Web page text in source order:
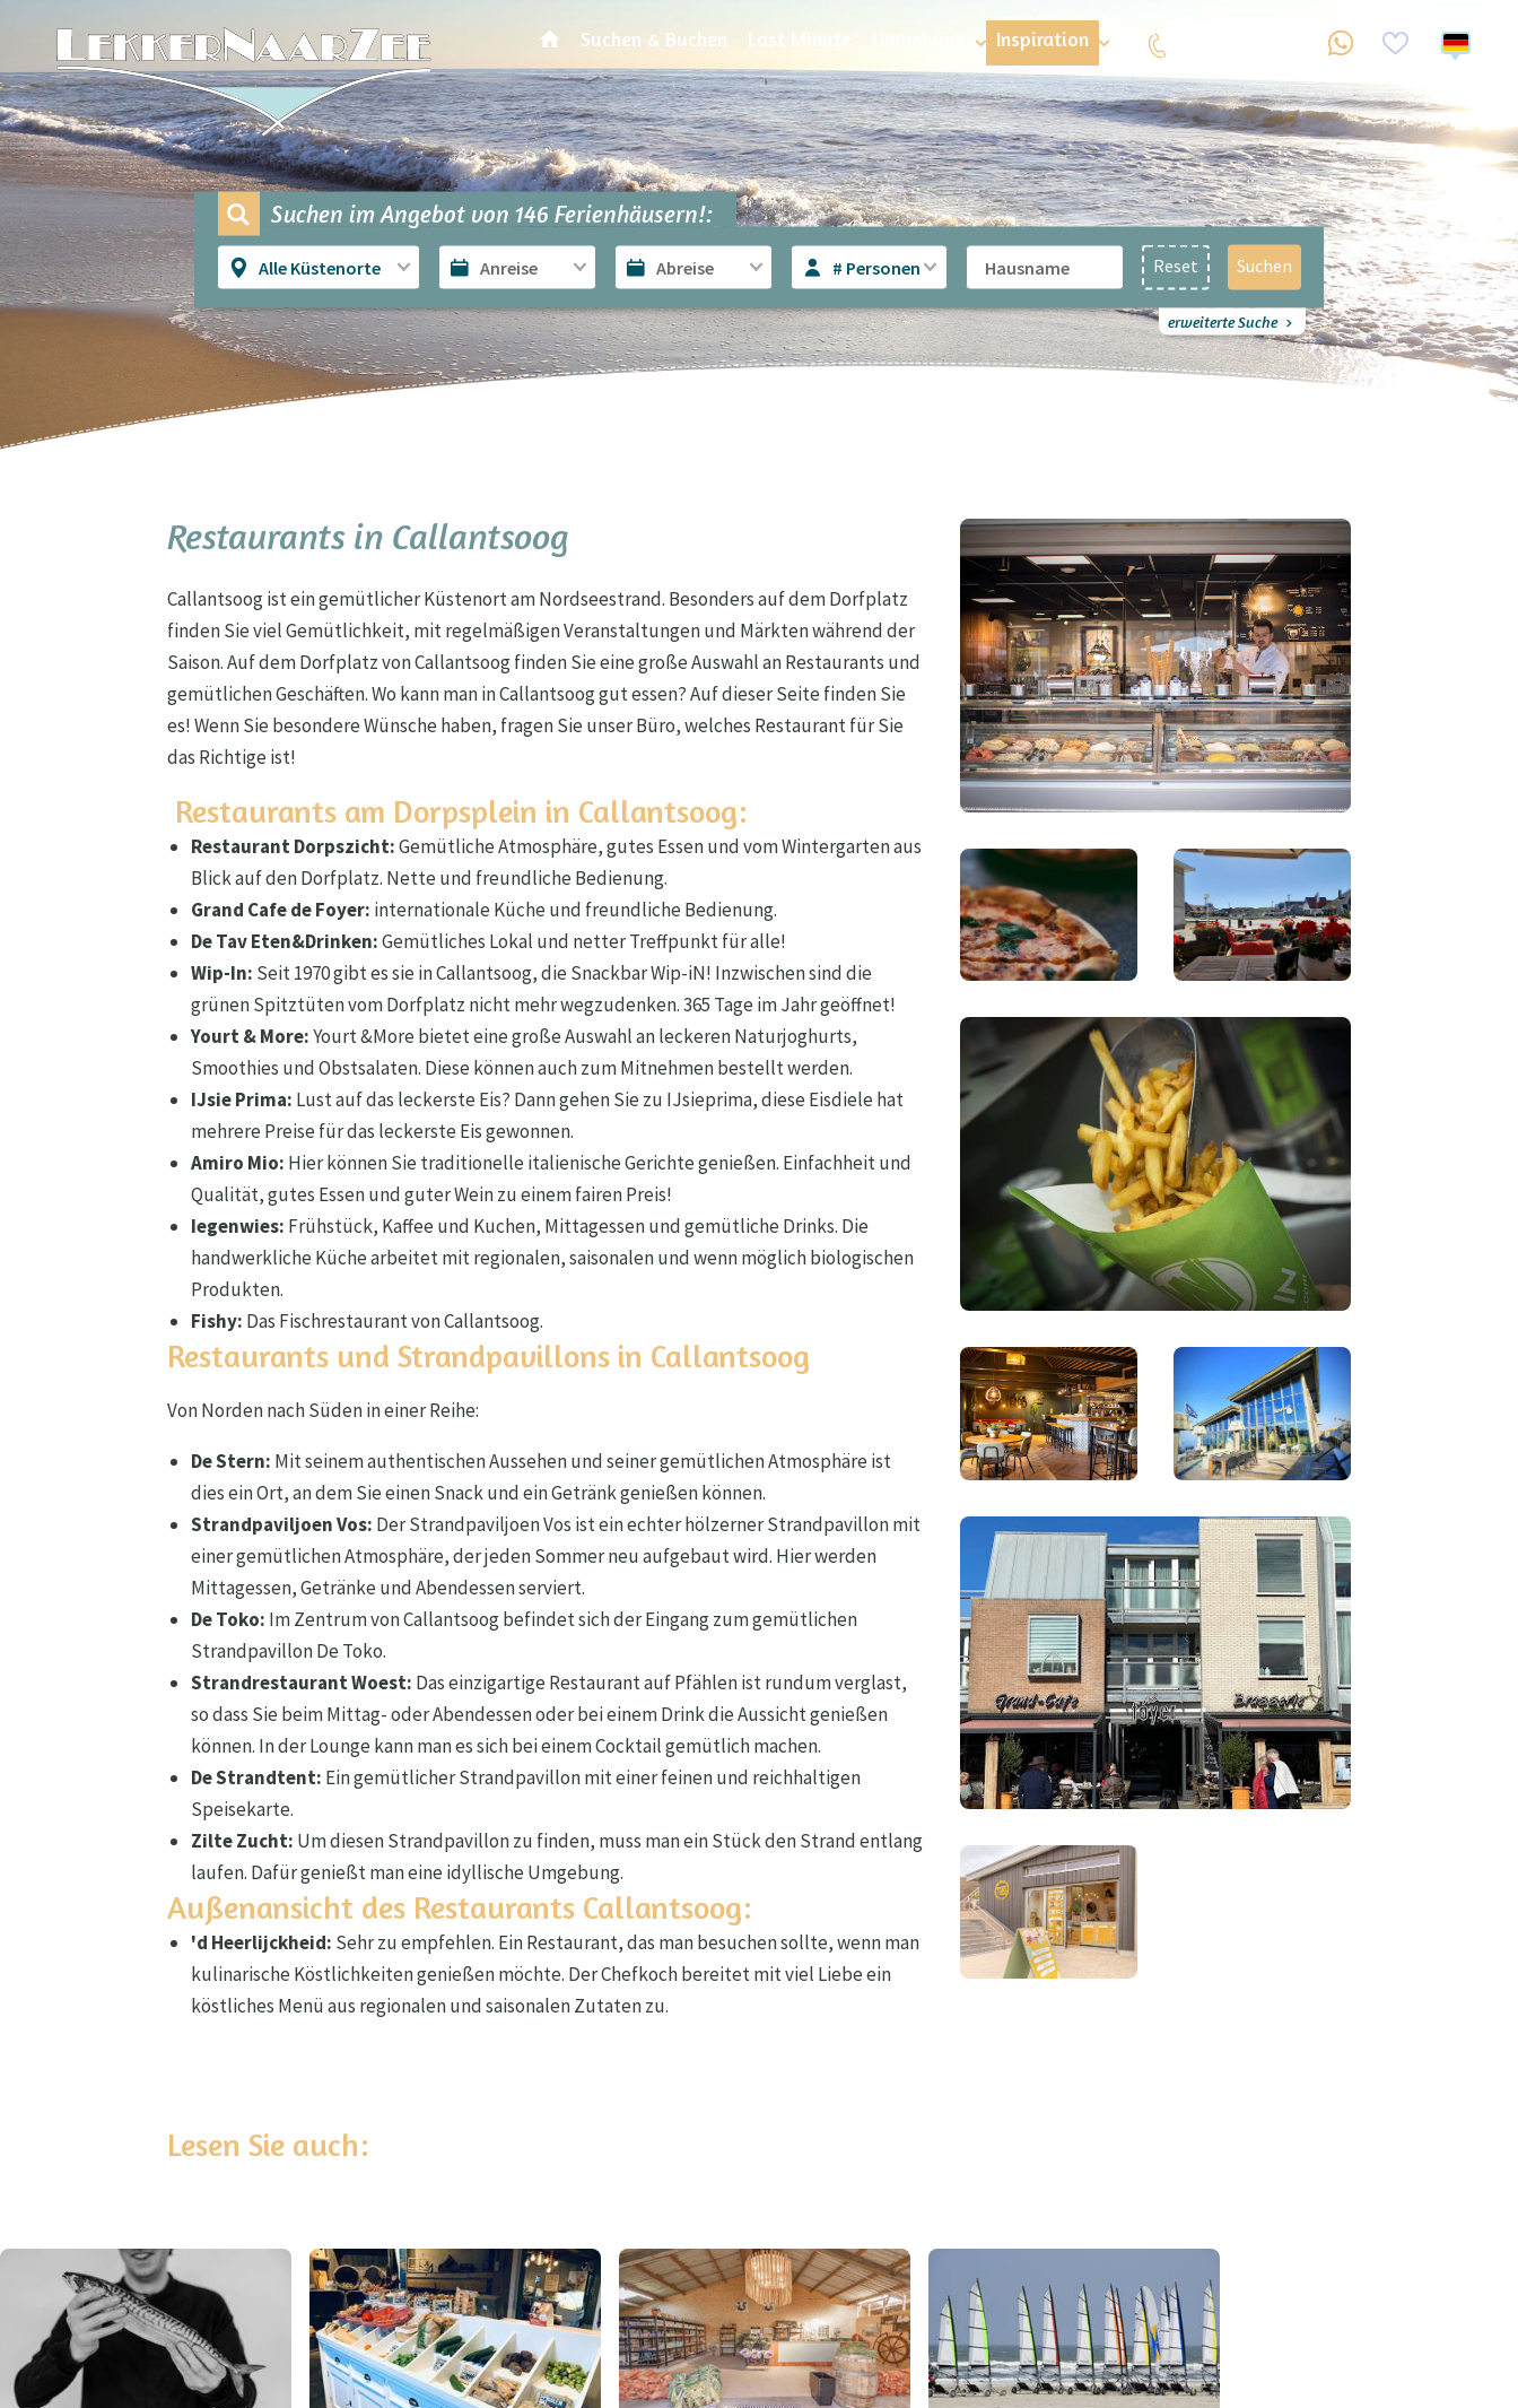
Suchen & Buchen Last Minute Inspiration
Suchen im Angebot von 146 Ferienhäusern!:
Alle Küstenorte # Personen Suchen
Reset
erweiterte Suche
Restaurants in Callantsoog
Callantsoog ist ein gemütlicher Küstenort am Nordseestrand. Besonders auf dem Dorfplatz
finden Sie viel Gemütlichkeit, mit regelmäßigen Veranstaltungen und Märkten während der
Saison. Auf dem Dorfplatz von Callantsoog finden Sie eine große Auswahl an Restaurants und
gemütlichen Geschäften. Wo kann man in Callantsoog gut essen? Auf dieser Seite finden Sie
es! Wenn Sie besondere Wünsche haben, fragen Sie unser Büro, welches Restaurant für Sie
das Richtige ist!
Restaurants am Dorpsplein in Callantsoog:
Restaurant Dorpszicht:Gemütliche Atmosphäre, gutes Essen und vom Wintergarten aus
Blick auf den Dorfplatz. Nette und freundliche Bedienung.
Grand Cafe de Foyer: internationale Küche und freundliche Bedienung.
De Tav Eten&Drinken:Gemütliches Lokal und netter Treffpunkt für alle!
Wip-In: Seit 1970 gibt es sie in Callantsoog, die Snackbar Wip-iN! Inzwischen sind die
grünen Spitztüten vom Dorfplatz nicht mehr wegzudenken. 365 Tage im Jahr geöffnet!
Yourt & More:Yourt &More bietet eine große Auswahl an leckeren Naturjoghurts,
Smoothies und Obstsalaten. Diese können auch zum Mitnehmen bestellt werden.
IJsie Prima: Lust auf das leckerste Eis? Dann gehen Sie zu IJsieprima, diese Eisdiele hat
mehrere Preise für das leckerste Eis gewonnen.
Amiro Mio: Hier können Sie traditionelle italienische Gerichte genießen. Einfachheit und
Qualität, gutes Essen und guter Wein zu einem fairen Preis!
Iegenwies: Frühstück, Kaffee und Kuchen, Mittagessen und gemütliche Drinks. Die
handwerkliche Küche arbeitet mit regionalen, saisonalen und wenn möglich biologischen
Produkten.
Fishy: Das Fischrestaurant von Callantsoog.
Restaurants und Strandpavillons in Callantsoog
Von Norden nach Süden in einer Reihe:
De Stern: Mit seinem authentischen Aussehen und seiner gemütlichen Atmosphäre ist
dies ein Ort, an dem Sie einen Snack und ein Getränk genießen können.
Strandpaviljoen Vos: Der Strandpaviljoen Vos ist ein echter hölzerner Strandpavillon mit
einer gemütlichen Atmosphäre, der jeden Sommer neu aufgebaut wird. Hier werden
Mittagessen, Getränke und Abendessen serviert.
De Toko: Im Zentrum von Callantsoog befindet sich der Eingang zum gemütlichen
Strandpavillon De Toko.
Strandrestaurant Woest: Das einzigartige Restaurant auf Pfählen ist rundum verglast,
so dass Sie beim Mittag- oder Abendessen oder bei einem Drink die Aussicht genießen
können. In der Lounge kann man es sich bei einem Cocktail gemütlich machen.
De Strandtent: Ein gemütlicher Strandpavillon mit einer feinen und reichhaltigen
Speisekarte.
Zilte Zucht: Um diesen Strandpavillon zu finden, muss man ein Stück den Strand entlang
laufen. Dafür genießt man eine idyllische Umgebung.
Außenansicht des Restaurants Callantsoog:
'd Heerlijckheid: Sehr zu empfehlen. Ein Restaurant, das man besuchen sollte, wenn man
kulinarische Köstlichkeiten genießen möchte. Der Chefkoch bereitet mit viel Liebe ein
köstliches Menü aus regionalen und saisonalen Zutaten zu.
Lesen Sie auch: